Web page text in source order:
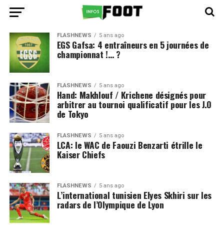
FLASHNEWS 5 ans ago
EGS Gafsa: 4 entraîneurs en 5 journées de
championnat !… ?
FLASHNEWS 5 ans ago
Hand: Makhlouf / Krichene désignés pour
arbitrer au tournoi qualificatif pour les J.O
de Tokyo
FLASHNEWS 5 ans ago
LCA: le WAC de Faouzi Benzarti étrille le
Kaiser Chiefs
FLASHNEWS 5 ans ago
L’international tunisien Elyes Skhiri sur les
radars de l’Olympique de Lyon